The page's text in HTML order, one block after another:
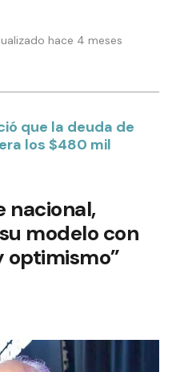
hace 4 meses
que la deuda de
los $480 mil
nacional,
modelo con
optimismo”